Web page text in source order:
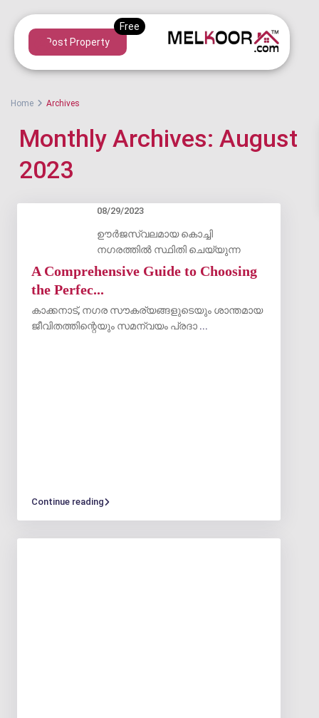
Post Property
Home Archives
Monthly Archives: August
2023
A Comprehensive Guide to Choosing
the Perfec...
08/29/2023
ഊർജസ്വലമായ കൊച്ചി
നഗരത്തിൽ സ്ഥിതി ചെയ്യുന്ന
കാക്കനാട്, നഗര സൗകര്യങ്ങളുടെയും ശാന്തമായ
ജീവിതത്തിന്റെയും സമന്വയം പ്രദാ ...
Continue reading